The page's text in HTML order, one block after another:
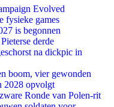
Evolved
fysieke games
is begonnen
derde
na dickpic in
boom, vier gewonden
2028 opvolgt
Ronde van Polen-rit